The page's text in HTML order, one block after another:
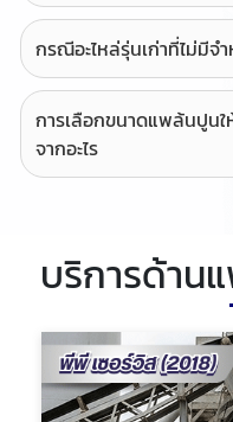
กรณีอะไหล่รุ่นเก่าที่ไม่มีจ
การเลือกขนาดแพล้นปูน
จากอะไร
บริการด้าน